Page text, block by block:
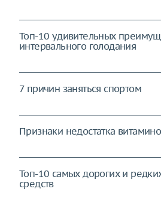
Топ-10 удивительных
интервального голодания
7 причин заняться спортом
Признаки недостатка
Топ-10 самых дорогих и
средств